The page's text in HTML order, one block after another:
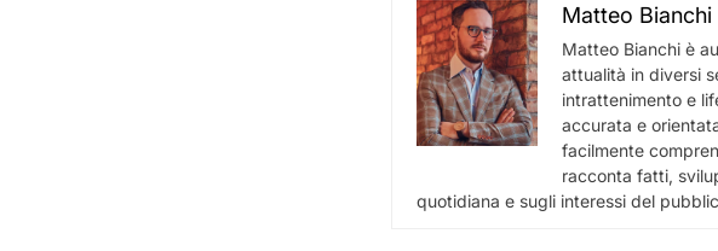
Matteo Bianchi
Matteo Bianchi è
attualità in diversi
intrattenimento e
accurata e
facilmente
racconta fatti,
quotidiana e sugli interessi del